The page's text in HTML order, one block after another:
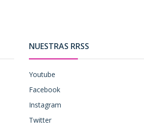
NUESTRAS RRSS
Youtube
Facebook
Instagram
Twitter